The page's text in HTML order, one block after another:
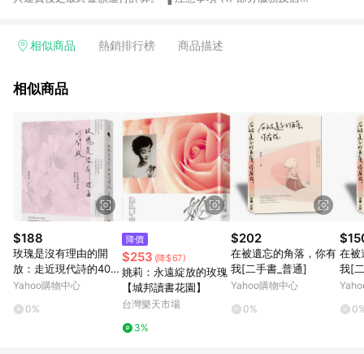
Smart mobile、神腦生活、JS巨盛、樂天KOBO電子書，請詳閱
台灣樂天市場，並在同一瀏覽器於24小時內結帳，才享有 LINE
市場 45 天內完成訂單出貨及結帳，則不符合贈點資格。 (4) 如
使用APP、或中途瀏覽比價網、回饋網、Google等其他網頁、或
由網頁版(電腦版/手機版網頁)切換為App都將會造成追蹤中斷而
無法進行 LINE POINTS 回饋。 (5) LINE 購物為購物資訊整合性
平台，商品資料更新會有時間差，如顯示之商品規格、顏色、價
位、贈品與台灣樂天市場銷售網頁不符，以銷售網頁標示為準。
(6) 導購訂單已逾 365 天，根據台灣樂天回饋規定，逾期訂單將
不符合回饋資格。 (7) 若上述或其他原因，致使消費者無接收到
點數回饋或點數回饋有爭議，台灣樂天市場保有更改條款與法律
追訴之權利，活動詳情以樂天市場網站公告為準。
相似商品 熱銷排行榜 商品描述
相似商品
$188
玫瑰是沒有理由的開
放：走近現代詩的40條
小徑[二手書_普通]
Yahoo購物中心
0%
降價
$253 (降$67)
姚莉：永遠綻放的玫瑰
【城邦讀書花園】
台灣樂天市場
3%
$202
在被遺忘的角落，你有
我[二手書_普通]
Yahoo購物中心
0%
在被
我[